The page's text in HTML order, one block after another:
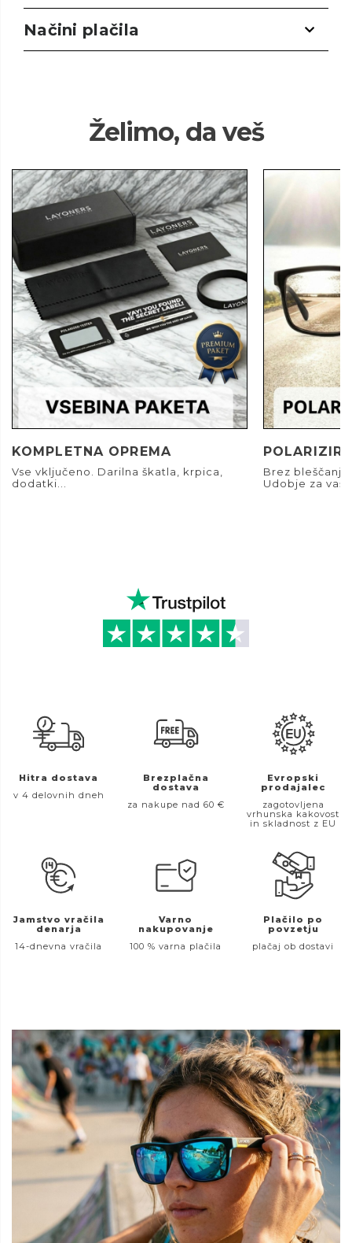
Načini plačila
Želimo, da veš
KOMPLETNA OPREMA
Vse vključeno. Darilna škatla, krpica,
dodatki...
Brez
Udobje za
Hitra dostava
v 4 delovnih dneh
Brezplačna
dostava
za nakupe nad 60 €
Evropski
prodajalec
zagotovljena
vrhunska kakovost
in skladnost z EU
Jamstvo vračila
denarja
14-dnevna vračila
Varno
nakupovanje
100 % varna plačila
Plačilo po
povzetju
plačaj ob dostavi